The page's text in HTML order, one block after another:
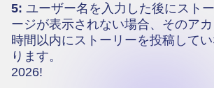
5: ユーザー名を入力した後にスト
ージが表示されない場合、そのア
時間以内にストーリーを投稿して
ります。
2026!